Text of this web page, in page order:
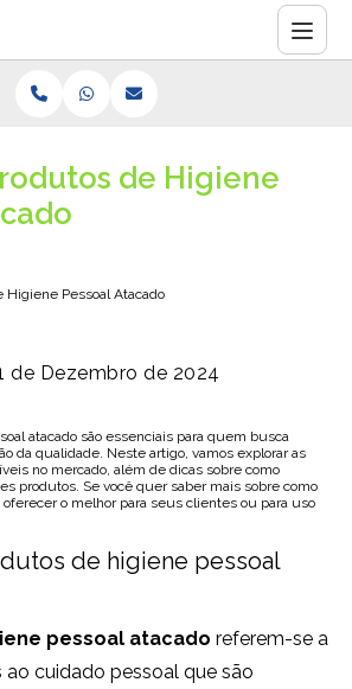
de Higiene Pessoal Atacado
de Higiene
de Dezembro de 2024
atacado são essenciais para quem busca
da qualidade. Neste artigo, vamos explorar as
no mercado, além de dicas sobre como
produtos. Se você quer saber mais sobre como
o melhor para seus clientes ou para uso
de higiene pessoal
pessoal atacado referem-se a
ao cuidado pessoal que são